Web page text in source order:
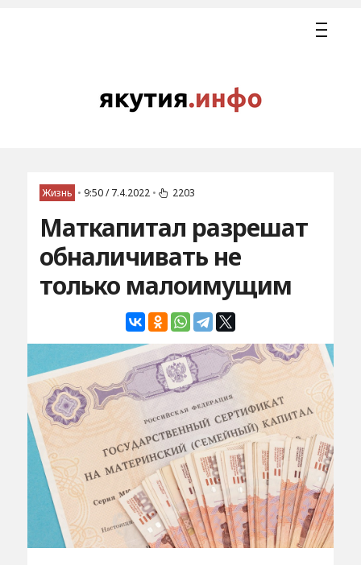
Жизнь • 9:50 / 7.4.2022 • 2203
Маткапитал разрешат
обналичивать не
только малоимущим